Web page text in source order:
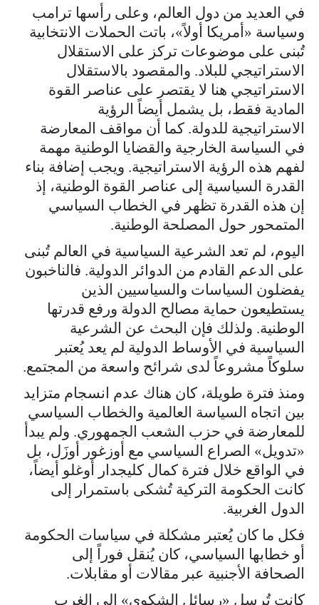
في العديد من دول العالم، وعلى رأسها ترامب
وسياسة «أمريكا أولاً»، باتت الحملات الانتخابية
تُبنى على موضوعات تركز على الاستقلال
الاستراتيجي للبلاد. والمقصود بالاستقلال
الاستراتيجي هنا لا يقتصر على عناصر القوة
المادية فقط، بل يشمل أيضاً الرؤية
الاستراتيجية للدولة. كما أن مواقف المعارضة
في السياسة الخارجية والقضايا الوطنية مهمة
لفهم هذه الرؤية الاستراتيجية. ويجب إضافة بناء
القدرة السياسية إلى عناصر القوة الوطنية، إذ
إن هذه القدرة تظهر في الخطاب السياسي
المتمحور حول المصلحة الوطنية.
اليوم، لم تعد الشرعية السياسية في العالم تُبنى
على الدعم القادم من الدوائر الدولية. فالناخبون
يفضلون السياسات والسياسيين الذين
يستطيعون حماية مصالح الدولة ورفع قدرتها
الوطنية. ولذلك فإن البحث عن الشرعية
السياسية في الأوساط الدولية لم يعد يُعتبر
سلوكاً مشروعاً لدى شرائح واسعة من المجتمع.
ومنذ فترة طويلة، كان هناك عدم انسجام متزايد
بين اتجاه السياسة العالمية والخطاب السياسي
للمعارضة في حزب الشعب الجمهوري. ولم يبدأ
«تدويل» الصراع السياسي مع أوزغور أوزَل، بل
في الواقع خلال فترة كمال كليجدار أوغلو أيضاً،
كانت الحكومة التركية تُشكى باستمرار إلى
الدول الغربية.
فكل ما كان يُعتبر مشكلة في سياسات الحكومة
أو خطابها السياسي، كان يُنقل فوراً إلى
الصحافة الأجنبية عبر مقالات أو مقابلات.
كانت تُرسل «رسائل الشكوى» إلى الغرب